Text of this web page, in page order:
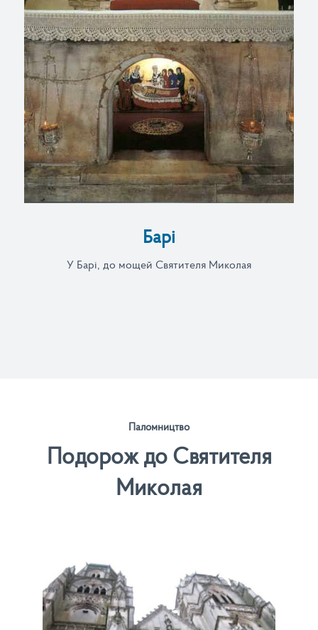
Барі
У Барі, до мощей Святителя Миколая
Паломництво
Подорож до Святителя
Миколая